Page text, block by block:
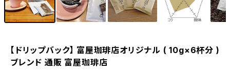
【ドリップバック】 富屋珈琲店オリジナル ( 10g×6杯分 )
ブレンド 通販 富屋珈琲店